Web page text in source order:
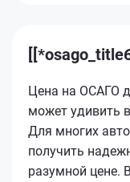
Цена на ОСАГО
может удивить
Для многих
получить
разумной цене.